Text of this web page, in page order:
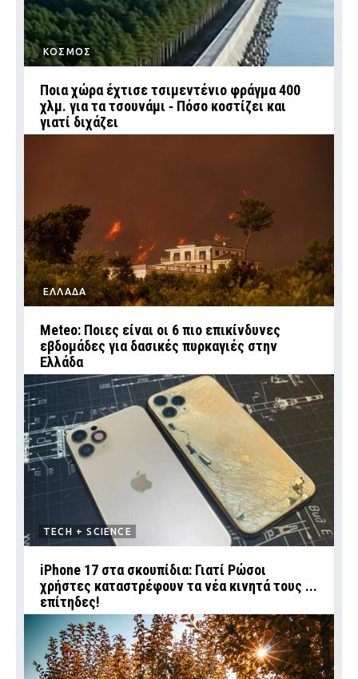
ΚΟΣΜΟΣ
Ποια χώρα έχτισε τσιμεντένιο φράγμα 400
χλμ. για τα τσουνάμι ‑ Πόσο κοστίζει και
γιατί διχάζει
ΕΛΛΑΔΑ
Meteo: Ποιες είναι οι 6 πιο επικίνδυνες
εβδομάδες για δασικές πυρκαγιές στην
Ελλάδα
TECH + SCIENCE
iPhone 17 στα σκουπίδια: Γιατί Ρώσοι
χρήστες καταστρέφουν τα νέα κινητά τους ...
επίτηδες!